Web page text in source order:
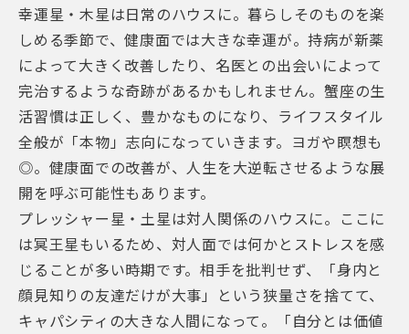
幸運星・木星は日常のハウスに。暮らしそのものを楽
しめる季節で、健康面では大きな幸運が。持病が新薬
によって大きく改善したり、名医との出会いによって
完治するような奇跡があるかもしれません。蟹座の生
活習慣は正しく、豊かなものになり、ライフスタイル
全般が「本物」志向になっていきます。ヨガや瞑想も
◎。健康面での改善が、人生を大逆転させるような展
開を呼ぶ可能性もあります。
プレッシャー星・土星は対人関係のハウスに。ここに
は冥王星もいるため、対人面では何かとストレスを感
じることが多い時期です。相手を批判せず、「身内と
顔見知りの友達だけが大事」という狭量さを捨てて、
キャパシティの大きな人間になって。「自分とは価値